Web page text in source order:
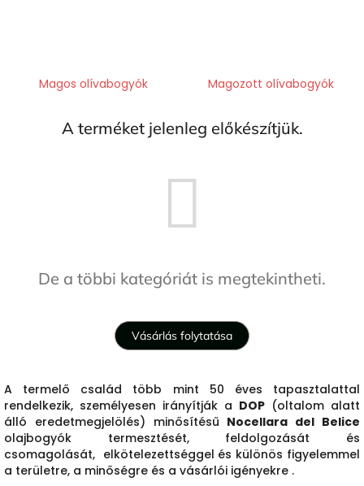
Magos olívabogyók Magozott olívabogyók
A terméket jelenleg előkészítjük.
De a többi kategóriát is megtekintheti.
Vásárlás folytatása
A termelő család több mint 50 éves tapasztalattal
rendelkezik, személyesen irányítják a DOP (oltalom alatt
álló eredetmegjelölés) minősítésű Nocellara del Belice
olajbogyók termesztését, feldolgozását és
csomagolását, elkötelezettséggel és különös figyelemmel
a területre, a minőségre és a vásárlói igényekre .